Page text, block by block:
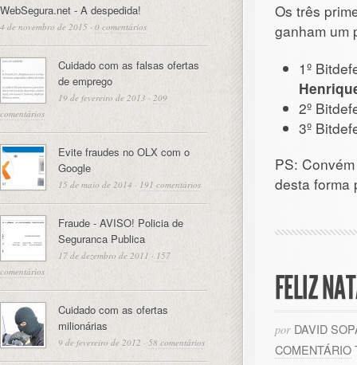
Os três
ganham um
1º
2º
3º
PS:
desta forma
FELIZ
por DAVID
COMENTÁRIO
WebSegura.net - A despedida!
4 de novembro de 2015 · 0 comentários
Cuidado com as falsas ofertas
de emprego
19 de fevereiro de 2013 · 209
comentários
Evite fraudes no OLX com o
Google
15 de maio de 2014 · 191 comentários
Fraude - AVISO! Policia de
Seguranca Publica
17 de dezembro de 2011 · 157
comentários
Cuidado com as ofertas
milionárias
9 de fevereiro de 2012 · 58 comentários